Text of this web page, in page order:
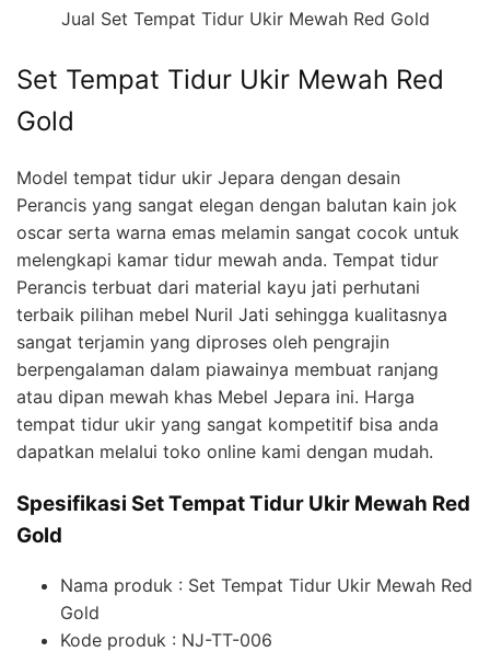
Jual Set Tempat Tidur Ukir Mewah Red Gold
Set Tempat Tidur Ukir Mewah Red
Gold
Model tempat tidur ukir Jepara dengan desain
Perancis yang sangat elegan dengan balutan kain jok
oscar serta warna emas melamin sangat cocok untuk
melengkapi kamar tidur mewah anda. Tempat tidur
Perancis terbuat dari material kayu jati perhutani
terbaik pilihan mebel Nuril Jati sehingga kualitasnya
sangat terjamin yang diproses oleh pengrajin
berpengalaman dalam piawainya membuat ranjang
atau dipan mewah khas Mebel Jepara ini. Harga
tempat tidur ukir yang sangat kompetitif bisa anda
dapatkan melalui toko online kami dengan mudah.
Spesifikasi Set Tempat Tidur Ukir Mewah Red
Gold
Nama produk : Set Tempat Tidur Ukir Mewah Red
Gold
Kode produk : NJ-TT-006